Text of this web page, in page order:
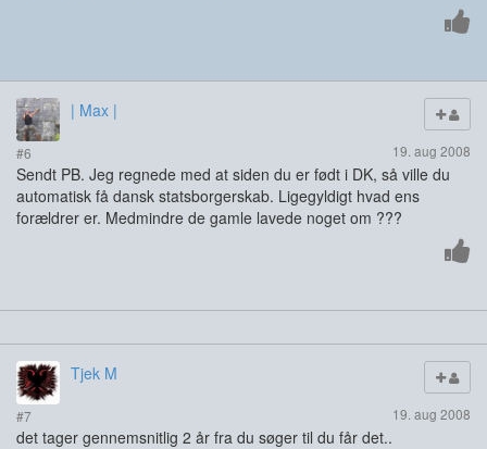
| Max |
#6 19. aug 2008
Sendt PB. Jeg regnede med at siden du er født i DK, så ville du
automatisk få dansk statsborgerskab. Ligegyldigt hvad ens
forældrer er. Medmindre de gamle lavede noget om ???
Tjek M
#7 19. aug 2008
det tager gennemsnitlig 2 år fra du søger til du får det..